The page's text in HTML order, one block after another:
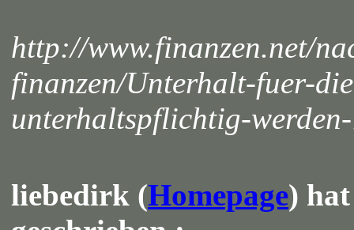
http://www.finanzen.net/
finanzen/Unterhalt-fuer-
unterhaltspflichtig-
liebedirk (Homepage)